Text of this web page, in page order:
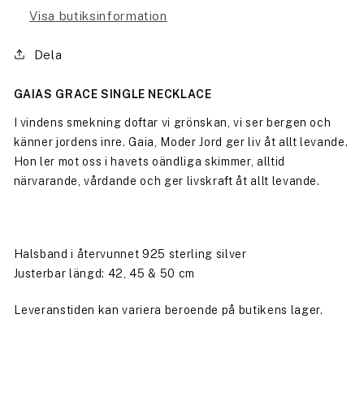
Visa butiksinformation
Dela
GAIAS GRACE SINGLE NECKLACE
I vindens smekning doftar vi grönskan, vi ser bergen och
känner jordens inre. Gaia, Moder Jord ger liv åt allt levande.
Hon ler mot oss i havets oändliga skimmer, alltid
närvarande, vårdande och ger livskraft åt allt levande.
Halsband i återvunnet 925 sterling silver
Justerbar längd: 42, 45 & 50 cm
Leveranstiden kan variera beroende på butikens lager.